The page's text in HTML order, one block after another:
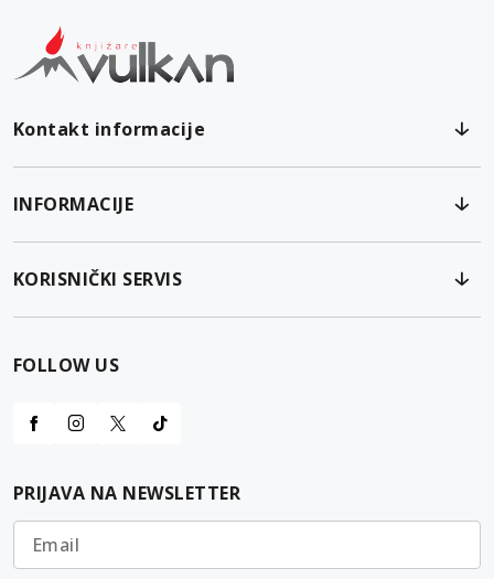
Kontakt informacije
INFORMACIJE
KORISNIČKI SERVIS
FOLLOW US
PRIJAVA NA NEWSLETTER
Email